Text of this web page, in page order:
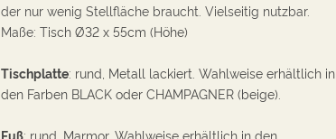
der nur wenig Stellfläche braucht. Vielseitig nutzbar.
Maße: Tisch Ø32 x 55cm (Höhe)
Tischplatte: rund, Metall lackiert. Wahlweise erhältlichin
den Farben BLACK oder CHAMPAGNER (beige).
Fuß: rund, Marmor. Wahlweise erhältlichin den